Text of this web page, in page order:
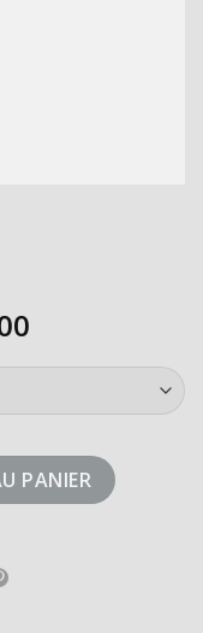
PANIER